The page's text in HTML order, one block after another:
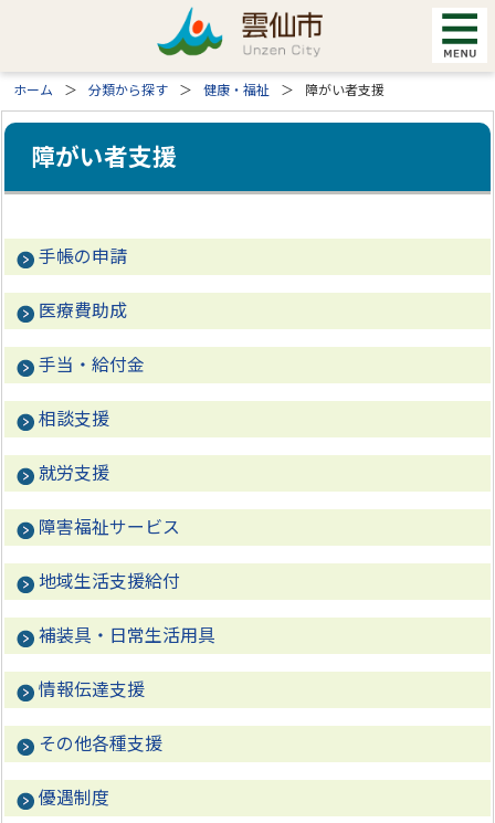
ホーム 分類から探す 健康・福祉 障がい者支援
障がい者支援
手帳の申請
医療費助成
手当・給付金
相談支援
就労支援
障害福祉サービス
地域生活支援給付
補装具・日常生活用具
情報伝達支援
その他各種支援
優遇制度